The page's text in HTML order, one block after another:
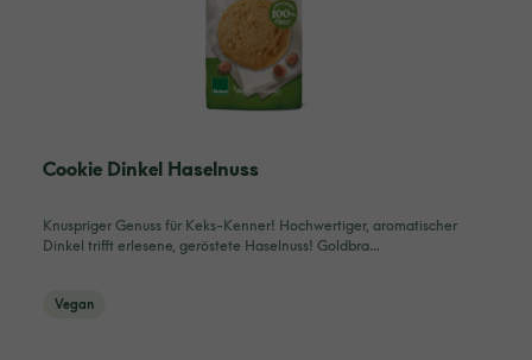
Cookie Dinkel Haselnuss
Vegan
Knuspriger Genuss für Keks-Kenner! Hochwertiger, aromatischer
Dinkel trifft erlesene, geröstete Haselnuss! Goldbra…